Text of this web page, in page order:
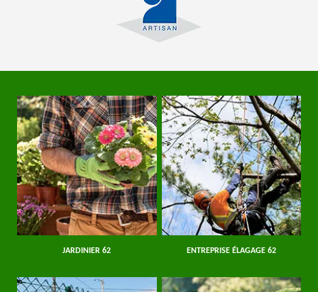
JARDINIER 62 ENTREPRISE ÉLAGAGE 62